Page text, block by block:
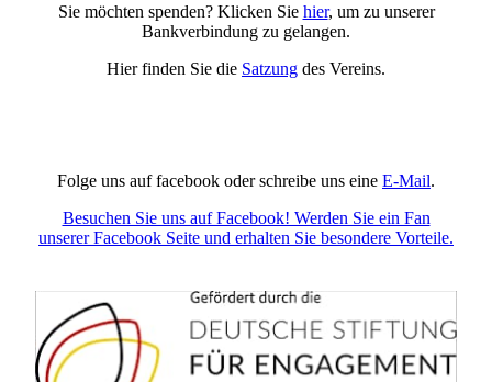
Sie möchten spenden? Klicken Sie hier, um zu unserer
Bankverbindung zu gelangen.
Hier finden Sie die Satzung des Vereins.
Folge uns auf facebook oder schreibe uns eine E-Mail.
Besuchen Sie uns auf Facebook! Werden Sie ein Fan
unserer Facebook Seite und erhalten Sie besondere Vorteile.